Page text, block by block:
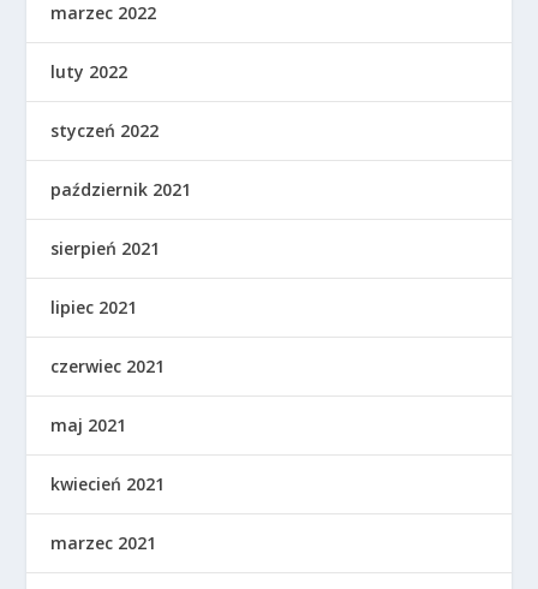
marzec 2022
luty 2022
styczeń 2022
październik 2021
sierpień 2021
lipiec 2021
czerwiec 2021
maj 2021
kwiecień 2021
marzec 2021